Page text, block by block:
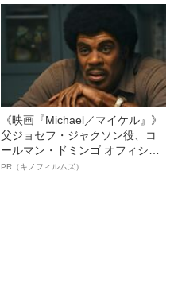
《映画『Michael／マイケル』》
父ジョセフ・ジャクソン役、コ
ールマン・ドミンゴ オフィシャ
ルインタビュー“観客を魅了した
PR（キノフィルムズ）